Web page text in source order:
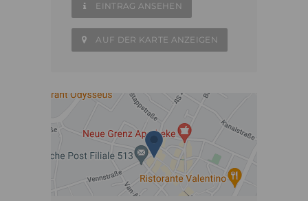
EINTRAG ANSEHEN
AUF DER KARTE ANZEIGEN